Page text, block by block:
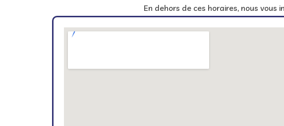
En dehors de ces horaires, nous